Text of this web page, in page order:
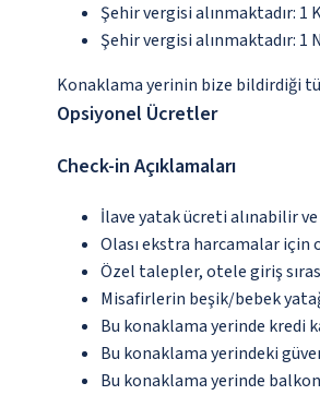
Şehir vergisi alınmaktadır: 1
Şehir vergisi alınmaktadır: 1
Konaklama yerinin bize bildirdiği
Opsiyonel Ücretler
Check-in Açıklamaları
İlave yatak ücreti alınabilir
Olası ekstra harcamalar
Özel talepler, otele giriş
Misafirlerin beşik/bebek
Bu konaklama yerinde kredi
Bu konaklama yerindeki
Bu konaklama yerinde